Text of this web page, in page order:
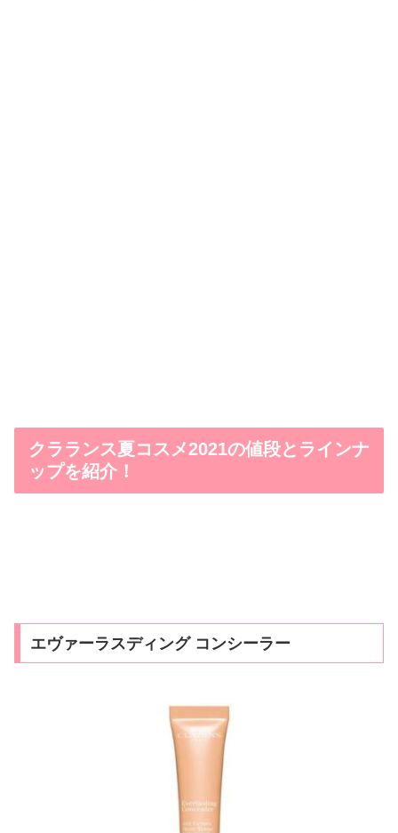
クラランス夏コスメ2021の値段とラインナ
ップを紹介！
エヴァーラスディング コンシーラー